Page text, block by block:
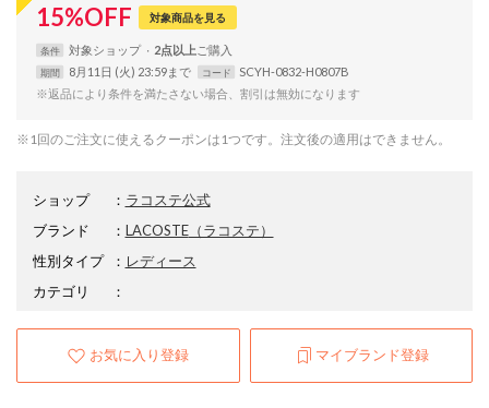
15%OFF 対象商品を見る
条件 対象ショップ 2点以上
期間 8月11日 (火) 23:59まで コード
SCYH-0832-H0807B
※返品により条件を満たさない場合、割引は無効になります
※1回のご注文に使えるクーポンは1つです。注文後の適用はできません。
ショップ ： ラコステ公式
ブランド
： LACOSTE（ラコステ）
性別タイプ
： レディース
カテゴリ
：
お気に入り登録 マイブランド登録